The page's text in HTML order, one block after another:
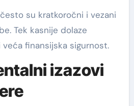
su kratkoročni i vezani
Tek kasnije dolaze
finansijska sigurnost.
izazovi